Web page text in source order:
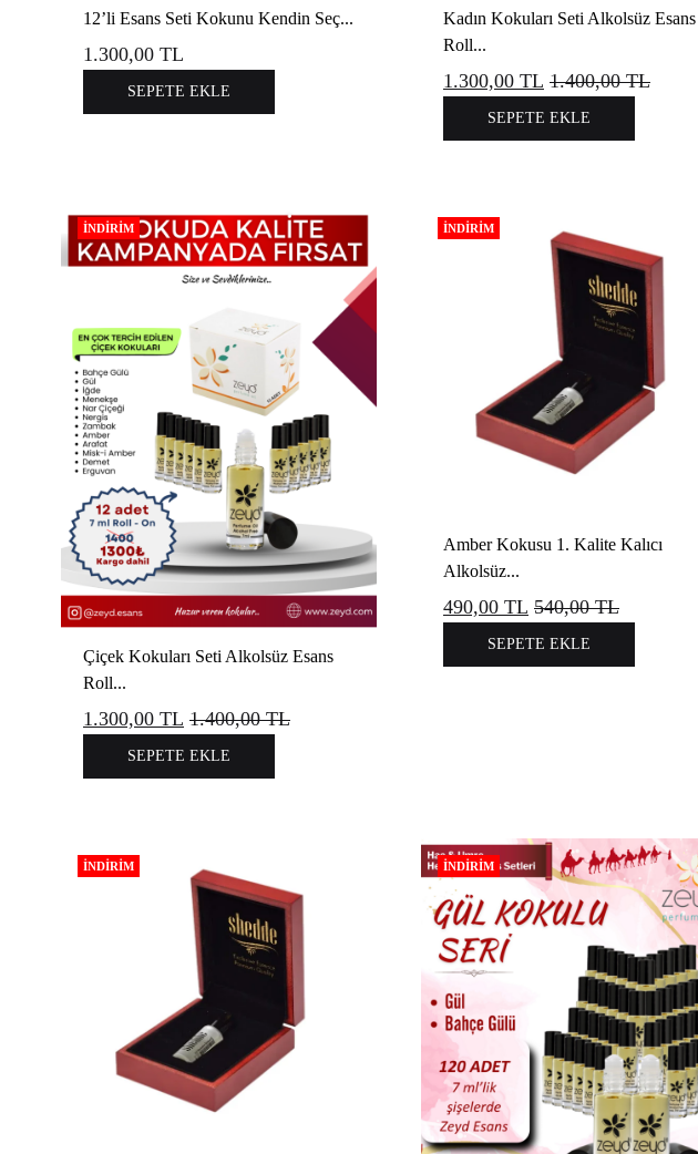
12’li Esans Seti Kokunu Kendin Seç...
1.300,00 TL
SEPETE EKLE
Kadın Kokuları Seti Alkolsüz Esans
Roll...
1.300,00 TL 1.400,00TL
SEPETE EKLE
İNDIRIM
Çiçek Kokuları Seti Alkolsüz Esans
Roll...
1.300,00 TL 1.400,00TL
SEPETE EKLE
İNDIRIM
Amber Kokusu 1. Kalite Kalıcı
Alkolsüz...
490,00 TL 540,00TL
SEPETE EKLE
İNDIRIM İNDIRIM